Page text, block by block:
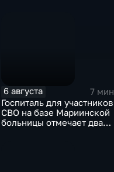
6 августа
7 мин
Госпиталь для участников
СВО на базе Мариинской
больницы отмечает два